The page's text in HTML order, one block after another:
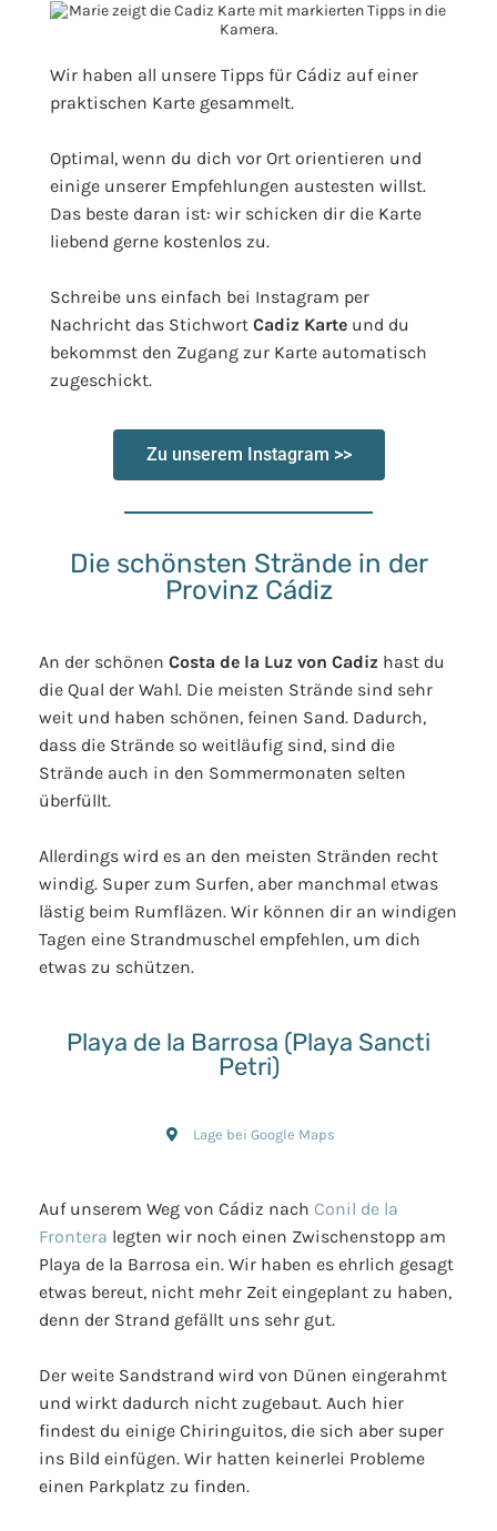
Wir haben all unsere Tipps für Cádiz auf einer
praktischen Karte gesammelt.
Optimal, wenn du dich vor Ort orientieren und
einige unserer Empfehlungen austesten willst.
Das beste daran ist: wir schicken dir die Karte
liebend gerne kostenlos zu.
Schreibe uns einfach bei Instagram per
Nachricht das Stichwort Cadiz Karte und du
bekommst den Zugang zur Karte automatisch
zugeschickt.
Zu unserem Instagram >>
Die schönsten Strände in der
Provinz Cádiz
An der schönen Costa de la Luz von Cadiz hast du
die Qual der Wahl. Die meisten Strände sind sehr
weit und haben schönen, feinen Sand. Dadurch,
dass die Strände so weitläufig sind, sind die
Strände auch in den Sommermonaten selten
überfüllt.
Allerdings wird es an den meisten Stränden recht
windig. Super zum Surfen, aber manchmal etwas
lästig beim Rumfläzen. Wir können dir an windigen
Tagen eine Strandmuschel empfehlen, um dich
etwas zu schützen.
Playa de la Barrosa (Playa Sancti
Petri)
Lage bei Google Maps
Auf unserem Weg von Cádiz nach Conil de la
Frontera legten wir noch einen Zwischenstopp am
Playa de la Barrosa ein. Wir haben es ehrlich gesagt
etwas bereut, nicht mehr Zeit eingeplant zu haben,
denn der Strand gefällt uns sehr gut.
Der weite Sandstrand wird von Dünen eingerahmt
und wirkt dadurch nicht zugebaut. Auch hier
findest du einige Chiringuitos, die sich aber super
ins Bild einfügen. Wir hatten keinerlei Probleme
einen Parkplatz zu finden.